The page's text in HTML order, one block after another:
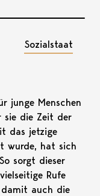
Sozialstaat
junge Menschen
sie die Zeit der
das jetzige
wurde, hat sich
sorgt dieser
Rufe
damit auch die